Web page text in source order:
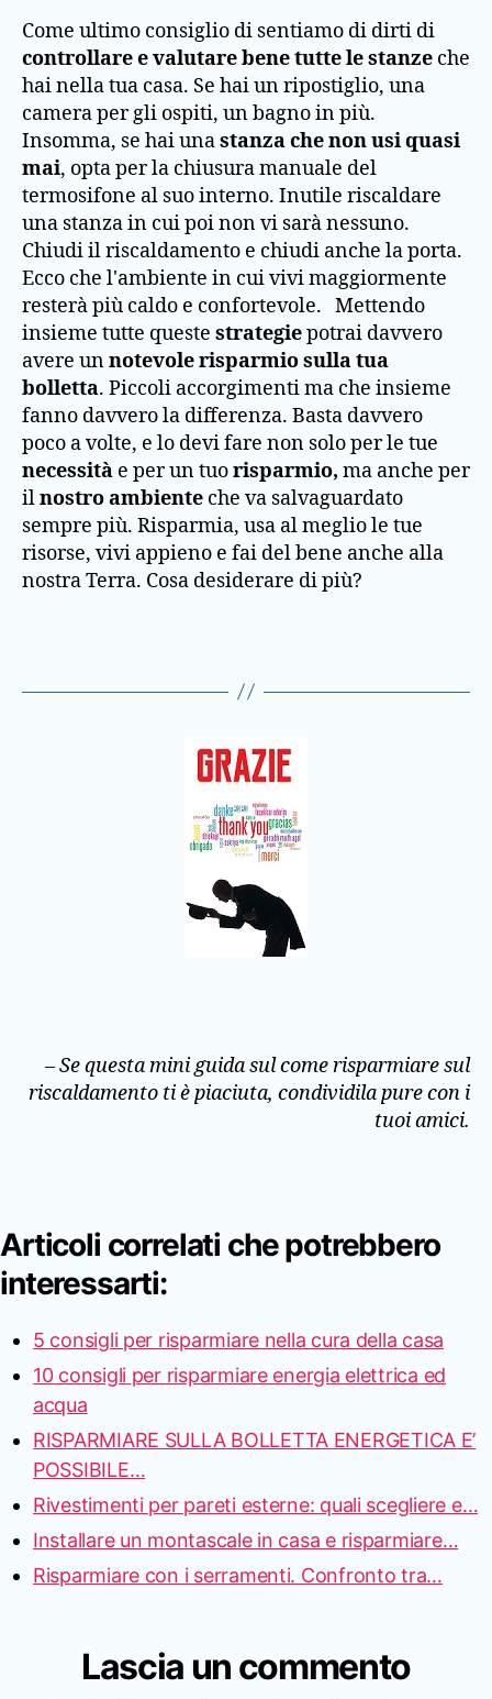
Come ultimo consiglio di sentiamo di dirti di
controllare e valutare bene tutte le stanze che
hai nella tua casa. Se hai un ripostiglio, una
camera per gli ospiti, un bagno in più.
Insomma, se hai unastanza che non usi quasi
mai, opta per la chiusura manuale del
termosifone al suo interno. Inutile riscaldare
una stanza in cui poi non vi sarà nessuno.
Chiudi il riscaldamento e chiudi anche la porta.
Ecco che l'ambiente in cui vivi maggiormente
resterà più caldo e confortevole. Mettendo
insieme tutte queste strategiepotrai davvero
avere unnotevole risparmio sulla tua
bolletta. Piccoli accorgimenti ma che insieme
fanno davvero la differenza. Basta davvero
poco a volte, e lo devi fare non solo per le tue
necessità e per un tuorisparmio, ma anche per
ilnostro ambiente che va salvaguardato
sempre più. Risparmia, usa al meglio le tue
risorse, vivi appieno e fai del bene anche alla
nostra Terra. Cosa desiderare di più?
– Se questa mini guida sul come risparmiare sul
riscaldamento ti è piaciuta, condividila pure con i
tuoi amici.
Articoli correlati che potrebbero
interessarti:
5 consigli per risparmiare nella cura della casa
10 consigli per risparmiare energia elettrica ed
acqua
RISPARMIARE SULLA BOLLETTA ENERGETICA E’
POSSIBILE…
Rivestimenti per pareti esterne: quali scegliere e…
Installare un montascale in casa e risparmiare…
Risparmiare con i serramenti. Confronto tra…
Lascia un commento